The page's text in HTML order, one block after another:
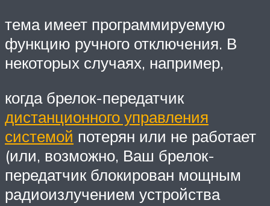
тема имеет программируемую
функцию ручного отключения. В
некоторых случаях, например,
когда брелок-передатчик
дистанционного управления
системой потерян или не работает
(или, возможно, Ваш брелок-
передатчик блокирован мощным
радиоизлучением устройства